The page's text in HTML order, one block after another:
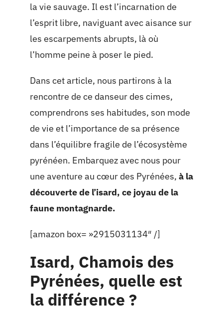
la vie sauvage. Il est l’incarnation de
l’esprit libre, naviguant avec aisance sur
les escarpements abrupts, là où
l’homme peine à poser le pied.
Dans cet article, nous partirons à la
rencontre de ce danseur des cimes,
comprendrons ses habitudes, son mode
de vie et l’importance de sa présence
dans l’équilibre fragile de l’écosystème
pyrénéen. Embarquez avec nous pour
une aventure au cœur des Pyrénées, à la
découverte de l’isard, ce joyau de la
faune montagnarde.
[amazon box= »2915031134″ /]
Isard, Chamois des
Pyrénées, quelle est
la différence ?